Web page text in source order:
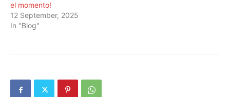
el momento!
12 September, 2025
In "Blog"